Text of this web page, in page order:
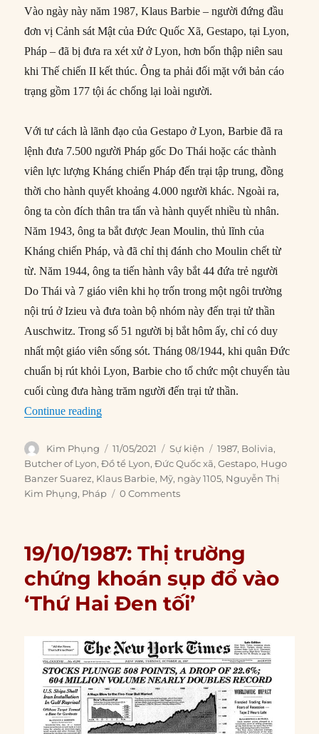
Vào ngày này năm 1987, Klaus Barbie – người đứng đầu
đơn vị Cảnh sát Mật của Đức Quốc Xã, Gestapo, tại Lyon,
Pháp – đã bị đưa ra xét xử ở Lyon, hơn bốn thập niên sau
khi Thế chiến II kết thúc. Ông ta phải đối mặt với bản cáo
trạng gồm 177 tội ác chống lại loài người.
Với tư cách là lãnh đạo của Gestapo ở Lyon, Barbie đã ra
lệnh đưa 7.500 người Pháp gốc Do Thái hoặc các thành
viên lực lượng Kháng chiến Pháp đến trại tập trung, đồng
thời cho hành quyết khoảng 4.000 người khác. Ngoài ra,
ông ta còn đích thân tra tấn và hành quyết nhiều tù nhân.
Năm 1943, ông ta bắt được Jean Moulin, thủ lĩnh của
Kháng chiến Pháp, và đã chỉ thị đánh cho Moulin chết từ
từ. Năm 1944, ông ta tiến hành vây bắt 44 đứa trẻ người
Do Thái và 7 giáo viên khi họ trốn trong một ngôi trường
nội trú ở Izieu và đưa toàn bộ nhóm này đến trại tử thần
Auschwitz. Trong số 51 người bị bắt hôm ấy, chỉ có duy
nhất một giáo viên sống sót. Tháng 08/1944, khi quân Đức
chuẩn bị rút khỏi Lyon, Barbie cho tổ chức một chuyến tàu
cuối cùng đưa hàng trăm người đến trại tử thần.
Continue reading“11/05/1987: ‘Đồ tể Lyon’ ra tòa vì tội ác chiến
Author
Kim Phụng
Posted
on
11/05/2021 Categories
Sự kiện Tags
1987, Bolivia,
Butcher of Lyon,Đồ tể Lyon,Đức Quốc xã,Gestapo, Hugo
Banzer Suarez, Klaus Barbie, Mỹ, ngày 1105, Nguyễn Thị
Kim Phụng, Pháp 0 Comments
19/10/1987: Thị trường
chứng khoán sụp đổ vào
‘Thứ Hai Đen tối’